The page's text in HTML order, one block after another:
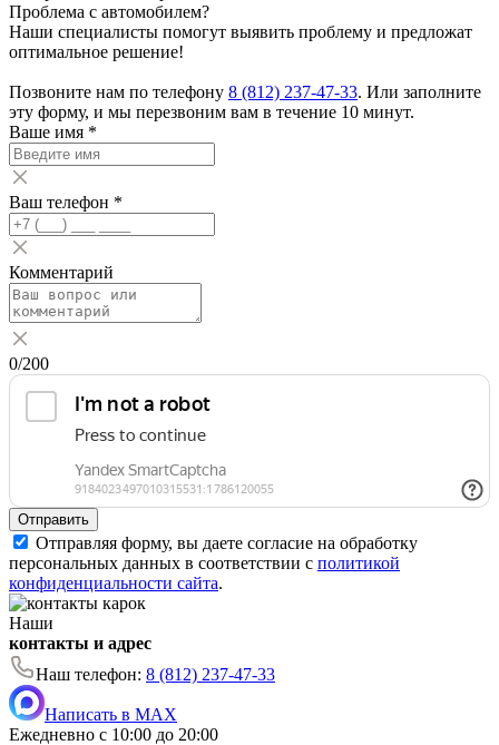
Проблема с автомобилем?
Наши специалисты помогут выявить проблему и предложат
оптимальное решение!
Позвоните нам по телефону 8 (812) 237-47-33. Или заполните
эту форму, и мы перезвоним вам в течение 10 минут.
Ваше имя *
Ваш телефон *
Комментарий
0/200
Отправить
Отправляя форму, вы даете согласие на обработку
персональных данных в соответствии с политикой
конфиденциальности сайта.
Наши
контакты и адрес
Наш телефон: 8 (812) 237-47-33
Написать в MAX
Ежедневно с 10:00 до 20:00